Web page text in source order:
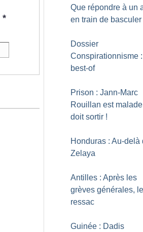
*
Que répondre à un
en train de basculer
Dossier
Conspirationnisme
best-of
Prison : Jann-Marc
Rouillan est
doit sortir !
Honduras : Au-delà
Zelaya
Antilles : Après les
grèves générales, le
ressac
Guinée : Dadis